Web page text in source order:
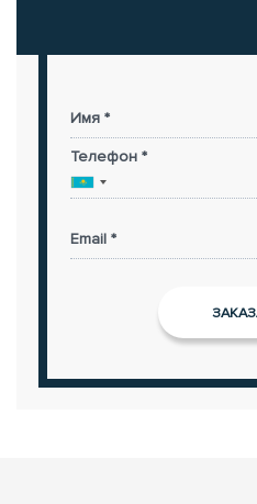
Имя *
Телефон *
Email *